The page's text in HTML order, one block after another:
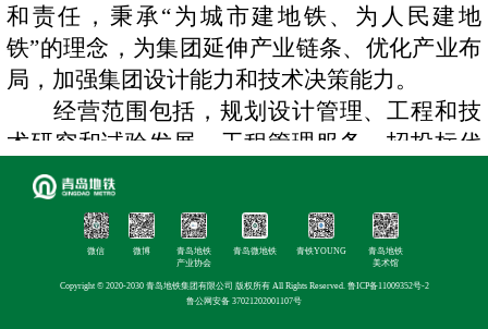
和责任，秉承“为城市建地铁、为人民建地
铁”的理念，为集团延伸产业链条、优化产业布
局，加强集团设计能力和技术决策能力。
经营范围包括，规划设计管理、工程和技
术研究和试验发展、工程管理服务、招投标代
理服务、国土空间规划编制、建设工程勘察、
建设工程设计、建设工程监理、建筑智能化系
统设计等。目前，设计院已持市政行业轨道交
通工程专业甲级资质、道路工程专业乙级、桥
梁工程专业乙级和建筑行业建筑工程专业乙级
微信 微博
青岛地铁
产业协会
青岛微地铁 青铁YOUNG
青岛地铁
美术馆
Copyright © 2020-2030 青岛地铁集团有限公司 版权所有 All Rights Reserved. 鲁ICP备11009352号-2
鲁公网安备 37021202001107号